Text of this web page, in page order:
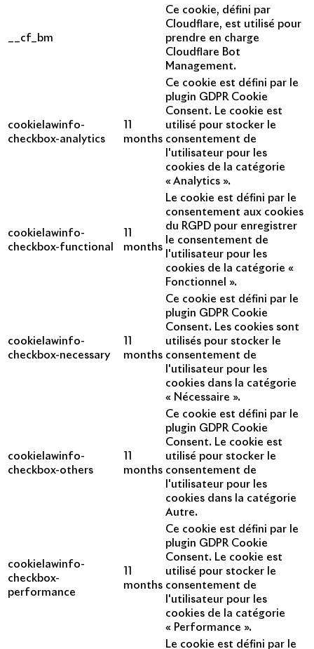
__cf_bm
Ce cookie, défini par
Cloudflare, est utilisé pour
prendre en charge
Cloudflare Bot
Management.
cookielawinfo-
checkbox-analytics
months
Ce cookie est défini par le
plugin GDPR Cookie
Consent. Le cookie est
utilisé pour stocker le
consentement de
l'utilisateur pour les
cookies de la catégorie
« Analytics ».
cookielawinfo-
checkbox-functional
months
Le cookie est défini par le
consentement aux cookies
du RGPD pour enregistrer
le consentement de
l'utilisateur pour les
cookies de la catégorie «
Fonctionnel ».
cookielawinfo-
checkbox-necessary
months
Ce cookie est défini par le
plugin GDPR Cookie
Consent. Les cookies sont
utilisés pour stocker le
consentement de
l'utilisateur pour les
cookies dans la catégorie
« Nécessaire ».
cookielawinfo-
checkbox-others
months
Ce cookie est défini par le
plugin GDPR Cookie
Consent. Le cookie est
utilisé pour stocker le
consentement de
l'utilisateur pour les
cookies dans la catégorie
Autre.
cookielawinfo-
checkbox-
performance
months
Ce cookie est défini par le
plugin GDPR Cookie
Consent. Le cookie est
utilisé pour stocker le
consentement de
l'utilisateur pour les
cookies de la catégorie
« Performance ».
Le cookie est défini par le